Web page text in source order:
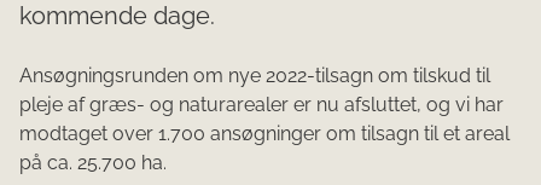
kommende dage.
Ansøgningsrunden om nye 2022-tilsagn om tilskud til
pleje af græs- og naturarealer er nu afsluttet, og vi har
modtaget over 1.700 ansøgninger om tilsagn til et areal
på ca. 25.700 ha.